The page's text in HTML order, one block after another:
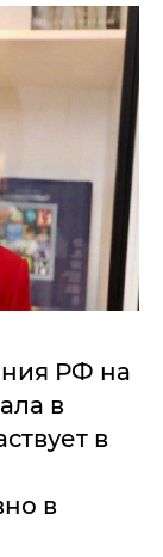
РФ на
в
в
в